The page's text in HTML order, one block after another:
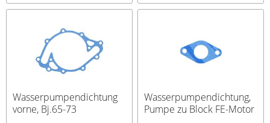
Wasserpumpendichtung
vorne, Bj.65-73
Wasserpumpendichtung,
Pumpe zu Block FE-Motor